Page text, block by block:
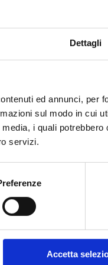
Dettagli
ed annunci, per
sul modo in cui
i quali
servizi.
Accetta
da Infomobility che
beneficiare dei servizi
sulle righe blu
sociale.